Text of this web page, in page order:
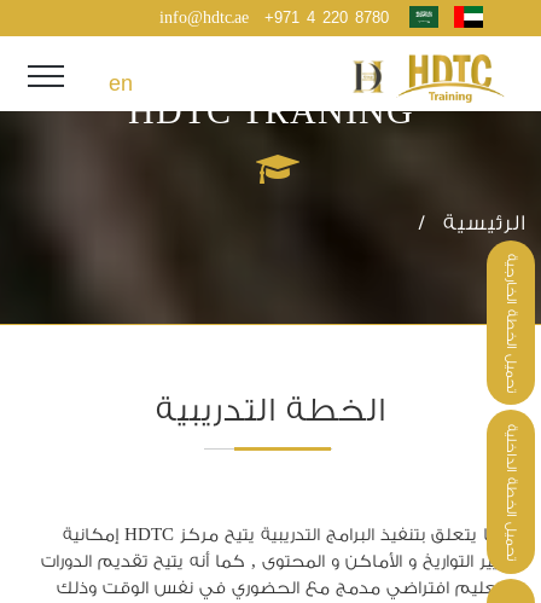
+971 4 220 8780
info@hdtc.ae
en
HDTC TRANING
الرئيسية /
الخطة التدريبية
فيما يتعلق بتنفيذ البرامج التدريبية يتيح مركز HDTC إمكانية
تغيير التواريخ و الأماكن و المحتوى , كما أنه يتيح تقديم الدورات
كتعليم افتراضي مدمج مع الحضوري في نفس الوقت وذلك
تحميل الخطة الخارجية
تحميل الخطة الداخلية